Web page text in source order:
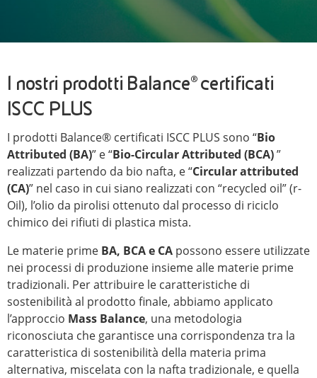
I nostri prodotti Balance® certificati
ISCC PLUS
I prodotti Balance® certificati ISCC PLUS sono “Bio
Attributed (BA)” e “Bio-Circular Attributed (BCA)”
realizzati partendo da bio nafta, e “Circular attributed
(CA)” nel caso in cui siano realizzati con “recycled oil” (r-
Oil), l’olio da pirolisi ottenuto dal processo di riciclo
chimico dei rifiuti di plastica mista.
Le materie prime BA, BCA e CA possono essere utilizzate
nei processi di produzione insieme alle materie prime
tradizionali. Per attribuire le caratteristiche di
sostenibilità al prodotto finale, abbiamo applicato
l’approccio Mass Balance, una metodologia
riconosciuta che garantisce una corrispondenza tra la
caratteristica di sostenibilità della materia prima
alternativa, miscelata con la nafta tradizionale, e quella